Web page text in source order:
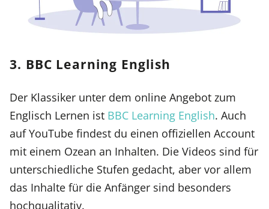
3. BBC Learning English
Der Klassiker unter dem online Angebot zum
Englisch Lernen ist BBC Learning English. Auch
auf YouTube findest du einen offiziellen Account
mit einem Ozean an Inhalten. Die Videos sind für
unterschiedliche Stufen gedacht, aber vor allem
das Inhalte für die Anfänger sind besonders
hochqualitativ.